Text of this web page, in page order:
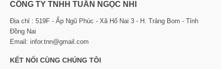
CÔNG TY TNHH TUẤN NGỌC NHI
Địa chỉ : 519F - Ấp Ngũ Phúc - Xã Hố Nai 3 - H. Trảng Bom - Tỉnh
Đồng Nai
Email: infor.tnn@gmail.com
KẾT NỐI CÙNG CHÚNG TÔI